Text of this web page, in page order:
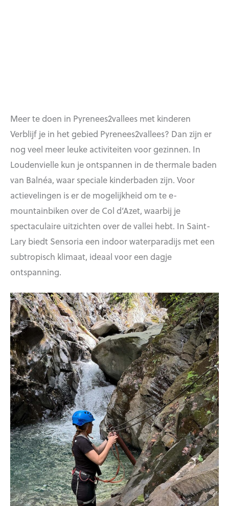
Meer te doen in Pyrenees2vallees met kinderen
Verblijf je in het gebied Pyrenees2vallees? Dan zijn er
nog veel meer leuke activiteiten voor gezinnen. In
Loudenvielle kun je ontspannen in de thermale baden
van Balnéa, waar speciale kinderbaden zijn. Voor
actievelingen is er de mogelijkheid om te e-
mountainbiken over de Col d’Azet, waarbij je
spectaculaire uitzichten over de vallei hebt. In Saint-
Lary biedt Sensoria een indoor waterparadijs met een
subtropisch klimaat, ideaal voor een dagje
ontspanning.